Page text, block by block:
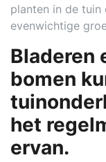
planten in de tuin
evenwichtige
Bladeren
bomen
het
ervan.